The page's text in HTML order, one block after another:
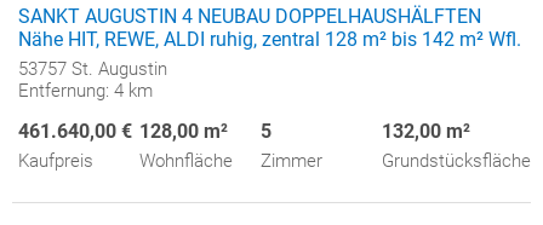
SANKT AUGUSTIN 4 NEUBAU DOPPELHAUSHÄLFTEN
Nähe HIT, REWE, ALDI ruhig, zentral 128 m² bis 142 m² Wfl.
53757 St. Augustin
Entfernung: 4 km
461.640,00 €
Kaufpreis
128,00 m²
Wohnfläche
5
Zimmer
132,00 m²
Grundstücksfläche